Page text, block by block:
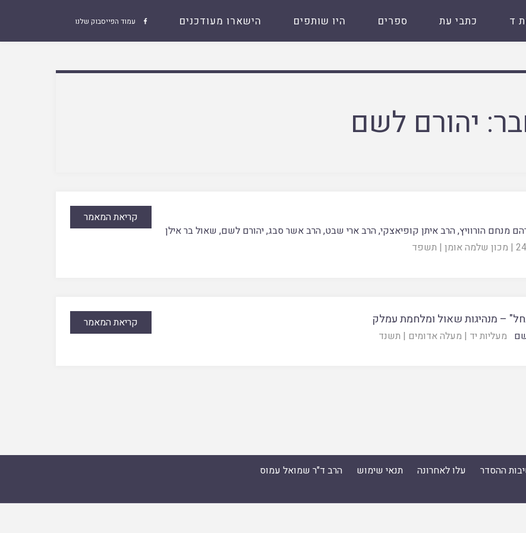
 עמוד הפייסבוק שלנו ד כתבי עת ספרים היו שותפים הישארו מעודכנים
יהורם לשם
מנחם הורוויץ,הרב איתן קופיאצקי,הרב ארי שבט,הרב אשר סבג,יהורם לשם, שאול בר אילן
| מכון שלמה אומן | תשפד
קריאת המאמר
– מנהיגות שאול ומלחמת עמלק
מעליות יד | מעלה אדומים | תשנד
קריאת המאמר
ההסדר עלו לאחרונה תנאי שימוש
הרב ד"ר שמואל עמוס